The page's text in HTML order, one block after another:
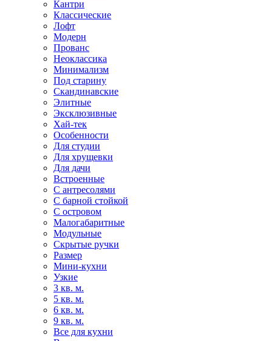
Кантри
Классические
Лофт
Модерн
Прованс
Неоклассика
Минимализм
Под старину
Скандинавские
Элитные
Эксклюзивные
Хай-тек
Особенности
Для студии
Для хрущевки
Для дачи
Встроенные
С антресолями
С барной стойкой
С островом
Малогабаритные
Модульные
Скрытые ручки
Размер
Мини-кухни
Узкие
3 кв. м.
5 кв. м.
6 кв. м.
9 кв. м.
Все для кухни